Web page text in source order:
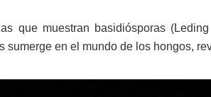
que muestran basidiósporas
sumerge en el mundo de los hongos,